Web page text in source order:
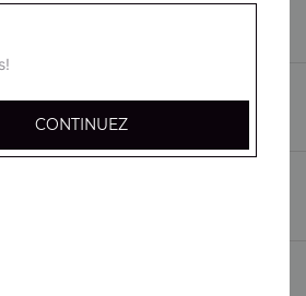
de fruits de mer, citron
feta, tomates fraîches
CONTINUEZ